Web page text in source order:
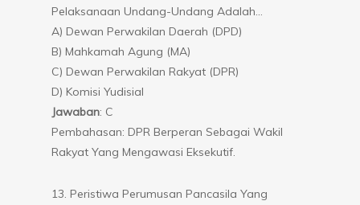
Pelaksanaan Undang-Undang Adalah…
A) Dewan Perwakilan Daerah (DPD)
B) Mahkamah Agung (MA)
C) Dewan Perwakilan Rakyat (DPR)
D) Komisi Yudisial
Jawaban: C
Pembahasan: DPR Berperan Sebagai Wakil
Rakyat Yang Mengawasi Eksekutif.
13. Peristiwa Perumusan Pancasila Yang